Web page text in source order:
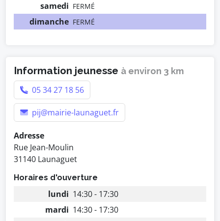
samedi FERMÉ
dimanche FERMÉ
Information jeunesse à environ 3 km
05 34 27 18 56
pij@mairie-launaguet.fr
Adresse
Rue Jean-Moulin
31140 Launaguet
Horaires d'ouverture
lundi 14:30 - 17:30
mardi 14:30 - 17:30